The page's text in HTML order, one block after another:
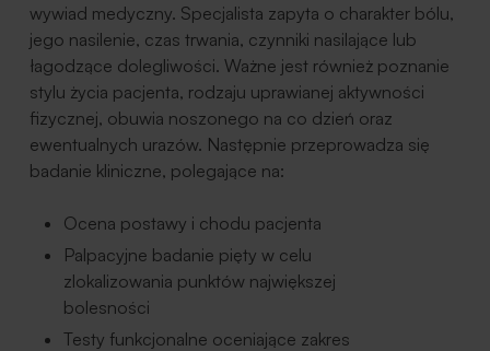
wywiad medyczny. Specjalista zapyta o charakter bólu,
jego nasilenie, czas trwania, czynniki nasilające lub
łagodzące dolegliwości. Ważne jest również poznanie
stylu życia pacjenta, rodzaju uprawianej aktywności
fizycznej, obuwia noszonego na co dzień oraz
ewentualnych urazów. Następnie przeprowadza się
badanie kliniczne, polegające na:
Ocena postawy i chodu pacjenta
Palpacyjne badanie pięty w celu
zlokalizowania punktów największej
bolesności
Testy funkcjonalne oceniające zakres